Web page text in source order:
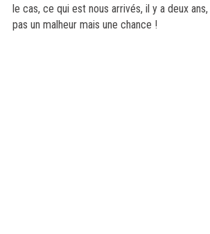
le cas, ce qui est nous arrivés, il y a deux
pas un malheur mais une chance !